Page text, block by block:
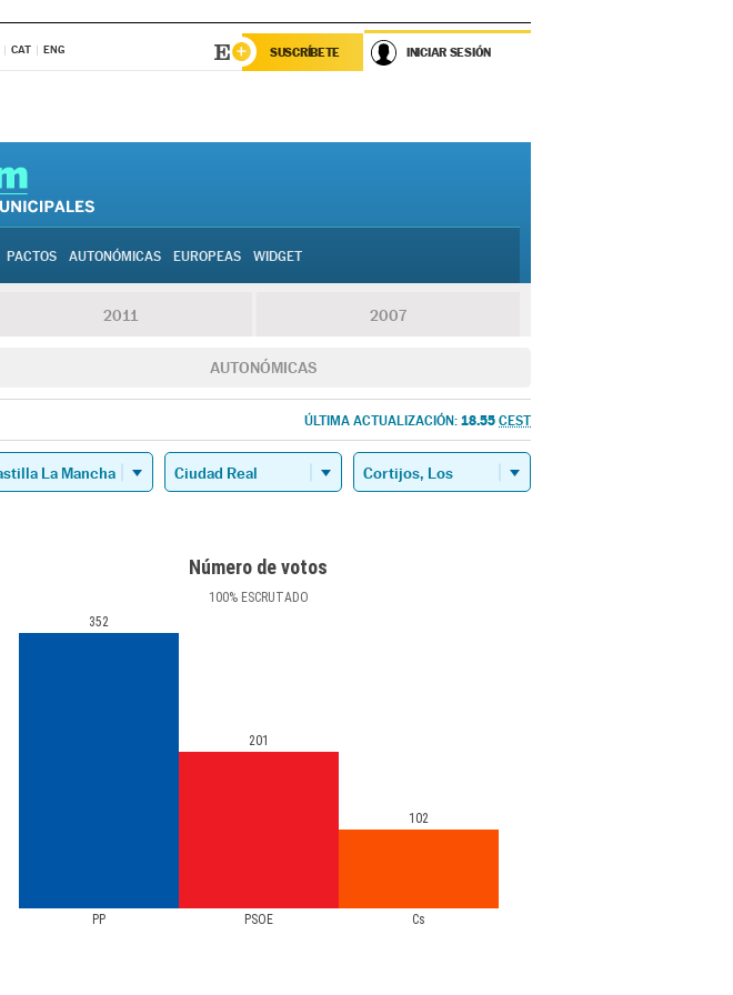
CAT ENG SUSCRÍBETE INICIAR SESIÓN
PACTOS AUTONÓMICAS EUROPEAS WIDGET
2011 2007
AUTONÓMICAS
ÚLTIMA ACTUALIZACIÓN: 18.55 CEST
Número de votos
100%ESCRUTADO
PP PSOE Cs
352
201
102